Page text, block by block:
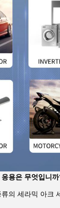
용은 무엇입니
의 세라믹 아크